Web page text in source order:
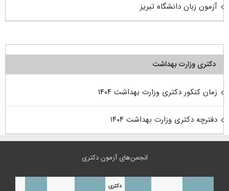
آزمون زبان دانشگاه تبریز
دکتری وزارت بهداشت
زمان کنکور دکتری وزارت بهداشت ۱۴۰۴
دفترچه دکتری وزارت بهداشت ۱۴۰۴
انجمن‌های آزمون دکتری
دکتری